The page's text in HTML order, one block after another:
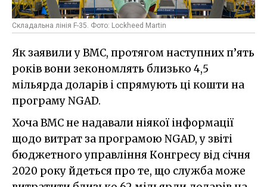
Складальна лінія F-35. Фото: Lockheed Martin
Як заявили у ВМС, протягом наступних п’ять
років вони зекономлять близько 4,5
мільярда доларів і спрямують ці кошти на
програму NGAD.
Хоча ВМС не надавали ніякої інформації
щодо витрат за програмою NGAD, у звіті
бюджетного управління Конгресу від січня
2020 року йдеться про те, що служба може